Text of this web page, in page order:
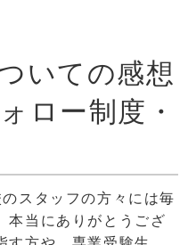
いての感想
ロー制度・
スタッフの方々には毎
本当にありがとうござ